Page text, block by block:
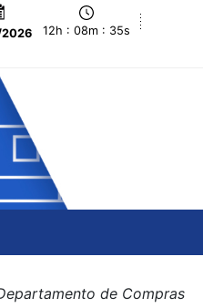
12h : 08m : 35s
de Compras